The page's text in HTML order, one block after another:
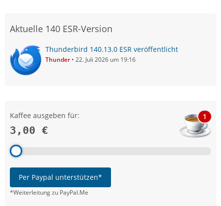
Aktuelle 140 ESR-Version
Thunderbird 140.13.0 ESR veröffentlicht
Thunder 22. Juli 2026 um 19:16
Kaffee ausgeben für:
3,00 €
1
Per Paypal unterstützen*
*Weiterleitung zu PayPal.Me